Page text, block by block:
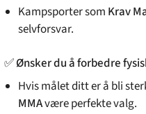
Kampsporter som Krav
selvforsvar.
✅Ønsker du å forbedre
Hvis målet ditt er å bli
MMAvære perfekte valg.